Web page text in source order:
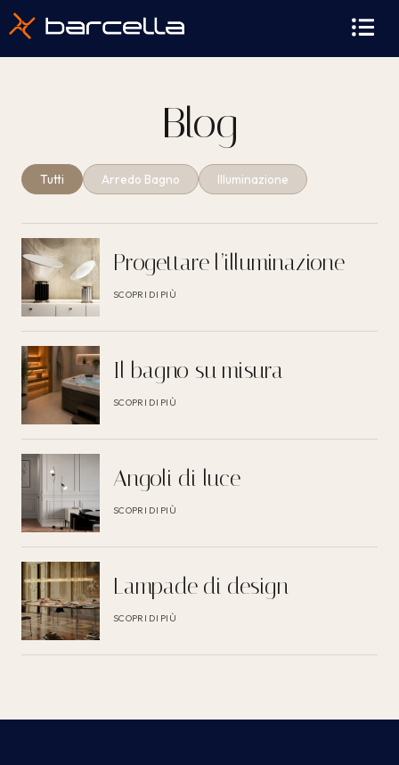
contenuto
Blog
Tutti Arredo Bagno Illuminazione
Progettare l’illuminazione
SCOPRI DI PIÙ
Il bagno su misura
SCOPRI DI PIÙ
Angoli di luce
SCOPRI DI PIÙ
Lampade di design
SCOPRI DI PIÙ